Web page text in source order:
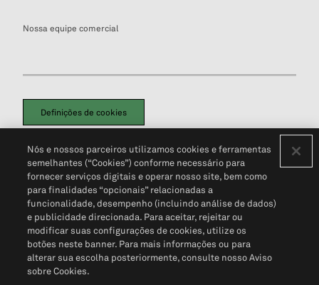
Nossa equipe comercial
Definições de cookies
Política de PrivacidadePortal de privacidade do cliente (em inglês)
Não Venda Minhas Informações Pessoais© 2026 S&P Global
Nós e nossos parceiros utilizamos cookies e ferramentas
semelhantes (“Cookies”) conforme necessário para
fornecer serviços digitais e operar nosso site, bem como
para finalidades “opcionais” relacionadas a
funcionalidade, desempenho (incluindo análise de dados)
e publicidade direcionada. Para aceitar, rejeitar ou
modificar suas configurações de cookies, utilize os
botões neste banner. Para mais informações ou para
alterar sua escolha posteriormente, consulte nosso Aviso
sobre Cookies.